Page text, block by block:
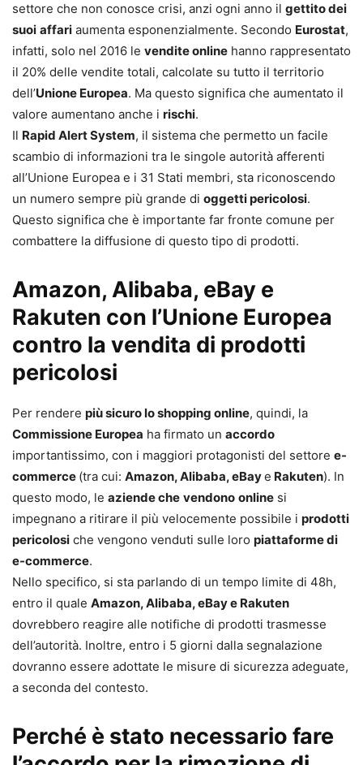
settore che non conosce crisi, anzi ogni anno il gettito dei
suoi affari aumenta esponenzialmente. Secondo Eurostat,
infatti, solo nel 2016 le vendite online hanno rappresentato
il 20% delle vendite totali, calcolate su tutto il territorio
dell’Unione Europea. Ma questo significa che aumentato il
valore aumentano anche i rischi.
Il Rapid Alert System, il sistema che permetto un facile
scambio di informazioni tra le singole autorità afferenti
all’Unione Europea e i 31 Stati membri, sta riconoscendo
un numero sempre più grande di oggetti pericolosi.
Questo significa che è importante far fronte comune per
combattere la diffusione di questo tipo di prodotti.
Amazon, Alibaba, eBay e
Rakuten con l’Unione Europea
contro la vendita di prodotti
pericolosi
Per rendere più sicuro lo shopping online, quindi, la
Commissione Europea ha firmato un accordo
importantissimo, con i maggiori protagonisti del settore e-
commerce (tra cui: Amazon, Alibaba, eBaye Rakuten). In
questo modo, le aziende che vendono online si
impegnano a ritirare il più velocemente possibile i prodotti
pericolosi che vengono venduti sulle loro piattaforme di
e-commerce.
Nello specifico, si sta parlando di un tempo limite di 48h,
entro il quale Amazon, Alibaba, eBay e Rakuten
dovrebbero reagire alle notifiche di prodotti trasmesse
dell’autorità. Inoltre, entro i 5 giorni dalla segnalazione
dovranno essere adottate le misure di sicurezza adeguate,
a seconda del contesto.
Perché è stato necessario fare